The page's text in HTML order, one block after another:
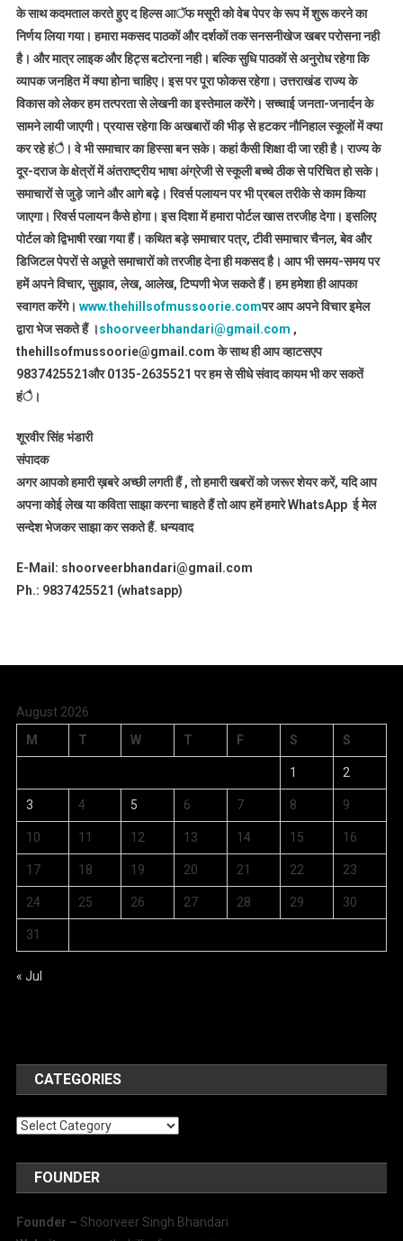
के साथ कदमताल करते हुए द हिल्स आॅफ मसूरी को वेब पेपर के रूप में शुरू करने का
निर्णय लिया गया। हमारा मकसद पाठकों और दर्शकों तक सनसनीखेज खबर परोसना नही
है। और मात्र लाइक और हिट्स बटोरना नही। बल्कि सुधि पाठकों से अनुरोध रहेगा कि
व्यापक जनहित में क्या होना चाहिए। इस पर पूरा फोकस रहेगा। उत्तराखंड राज्य के
विकास को लेकर हम तत्परता से लेखनी का इस्तेमाल करेंगे। सच्चाई जनता-जनार्दन के
सामने लायी जाएगी। प्रयास रहेगा कि अखबारों की भीड़ से हटकर नौनिहाल स्कूलों में क्या
कर रहे हंै। वे भी समाचार का हिस्सा बन सके। कहां कैसी शिक्षा दी जा रही है। राज्य के
दूर-दराज के क्षेत्रों में अंतराष्ट्रीय भाषा अंग्रेजी से स्कूली बच्चे ठीक से परिचित हो सके।
समाचारों से जुड़े जाने और आगे बढ़े। रिवर्स पलायन पर भी प्रबल तरीके से काम किया
जाएगा। रिवर्स पलायन कैसे होगा। इस दिशा में हमारा पोर्टल खास तरजीह देगा। इसलिए
पोर्टल को द्विभाषी रखा गया हैं। कथित बड़े समाचार पत्र, टीवी समाचार चैनल, बेव और
डिजिटल पेपरों से अछूते समाचारों को तरजीह देना ही मकसद है। आप भी समय-समय पर
हमें अपने विचार, सुझाव, लेख, आलेख, टिप्पणी भेज सकते हैं। हम हमेशा ही आपका
स्वागत करेंगे। www.thehillsofmussoorie.comपर आप अपने विचार इमेल
द्वारा भेज सकते हैं ।shoorveerbhandari@gmail.com ,
thehillsofmussoorie@gmail.com के साथ ही आप व्हाटसएप
9837425521और 0135-2635521 पर हम से सीधे संवाद कायम भी कर सकतें
हंै।
शूरवीर सिंह भंडारी
संपादक
अगर आपको हमारी ख़बरे अच्छी लगती हैं , तो हमारी खबरों को जरूर शेयर करें, यदि आप
अपना कोई लेख या कविता साझा करना चाहते हैं तो आप हमें हमारे WhatsApp ई मेल
सन्देश भेजकर साझा कर सकते हैं. धन्यवाद
E-Mail: shoorveerbhandari@gmail.com
Ph.: 9837425521 (whatsapp)
August 2026
M
T W T F S S
1 2
3 4 5 6 7 8 9
10 11 12 13 14 15 16
17 18 19 20 21 22 23
24 25 26 27 28 29 30
31
« Jul
CATEGORIES
Categories
FOUNDER
Founder – Shoorveer Singh Bhandari